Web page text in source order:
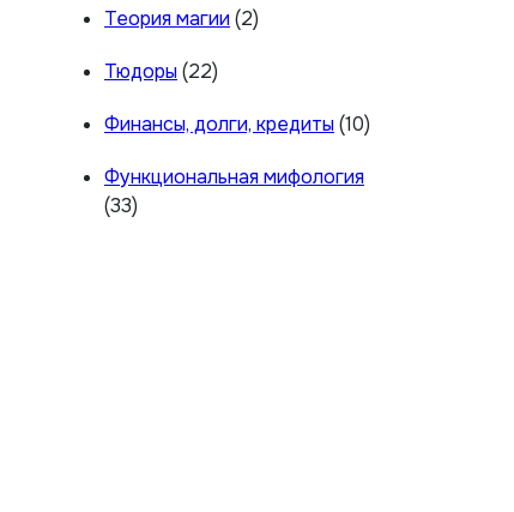
Теория магии (2)
Тюдоры (22)
Финансы, долги, кредиты (10)
Функциональная мифология
(33)